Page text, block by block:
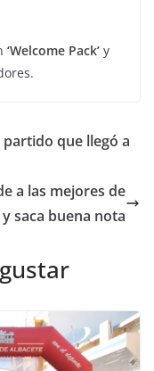
‘Welcome Pack’ y
partido que llegó a
a las mejores de
y saca buena nota